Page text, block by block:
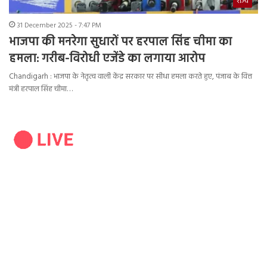
31 December 2025 - 7:47 PM
भाजपा की मनरेगा सुधारों पर हरपाल सिंह चीमा का
हमला: गरीब-विरोधी एजेंडे का लगाया आरोप
Chandigarh : भाजपा के नेतृत्व वाली केंद्र सरकार पर सीधा हमला करते हुए, पंजाब के वित्त
मंत्री हरपाल सिंह चीमा…